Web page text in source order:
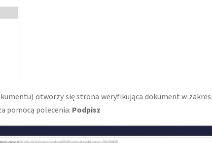
otworzy się strona weryfikująca dokument w
pomocą polecenia: Podpisz